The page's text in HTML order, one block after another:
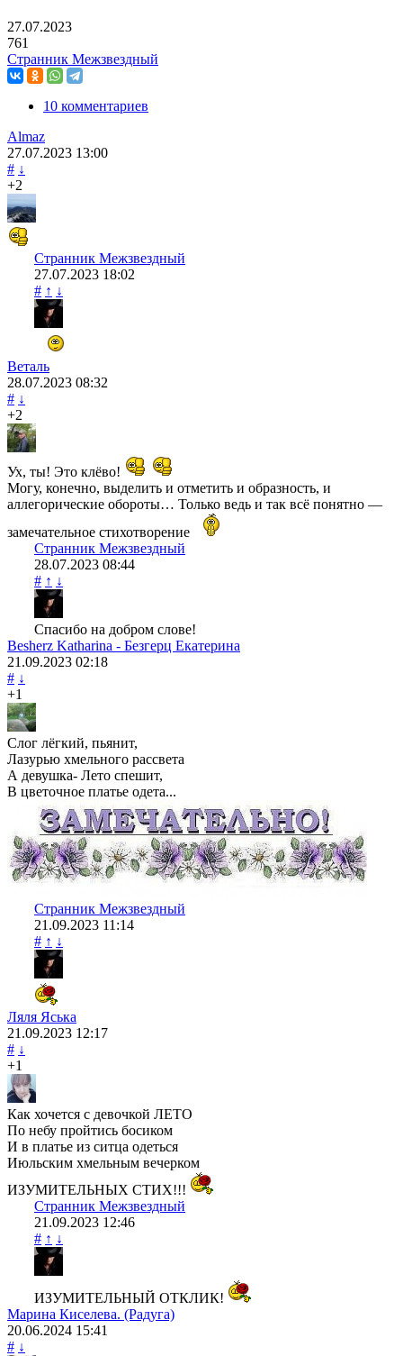
27.07.2023
761
Странник Межзвездный
10 комментариев
Almaz
27.07.2023 13:00
# ↓
+2
Странник Межзвездный
27.07.2023 18:02
# ↑ ↓
Веталь
28.07.2023 08:32
# ↓
+2
Ух, ты! Это клёво!
Могу, конечно, выделить и отметить и образность, и
аллегорические обороты… Только ведь и так всё понятно —
замечательное стихотворение
Странник Межзвездный
28.07.2023 08:44
# ↑ ↓
Спасибо на добром слове!
Besherz Katharina - Безгерц Екатерина
21.09.2023 02:18
# ↓
+1
Слог лёгкий, пьянит,
Лазурью хмельного рассвета
А девушка- Лето спешит,
В цветочное платье одета...
Странник Межзвездный
21.09.2023 11:14
# ↑ ↓
Ляля Яська
21.09.2023 12:17
# ↓
+1
Как хочется с девочкой ЛЕТО
По небу пройтись босиком
И в платье из ситца одеться
Июльским хмельным вечерком
ИЗУМИТЕЛЬНЫХ СТИХ!!!
Странник Межзвездный
21.09.2023 12:46
# ↑ ↓
ИЗУМИТЕЛЬНЫЙ ОТКЛИК!
Марина Киселева. (Радуга)
20.06.2024 15:41
# ↓